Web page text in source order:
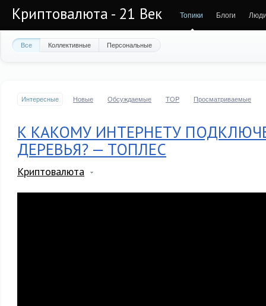
Криптовалюта - 21 Век Топики Блоги
Все Коллективные Персональные
Интересные Новые Обсуждаемые TOP Просматриваемые
К КАКОМУ ИНТЕРНЕТУ
ДЕРЕВЬЯ? — ТОПЛЕС
Криптовалюта